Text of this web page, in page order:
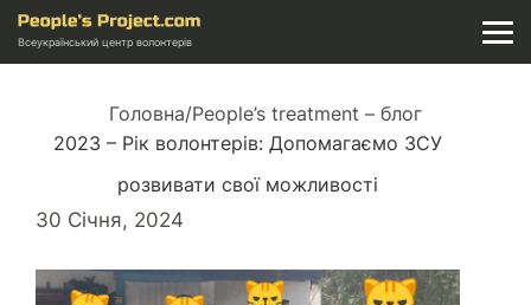
Всеукраїнський центр волонтерів
Головна/People’s treatment – блог
2023 – Рік волонтерів: Допомагаємо ЗСУ
розвивати свої можливості
30 Січня, 2024